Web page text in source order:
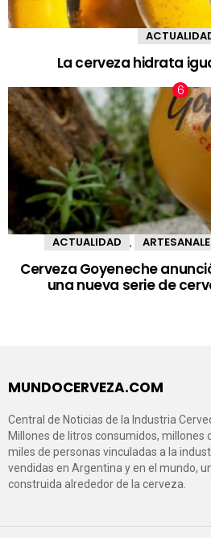
La cerveza hidrata
ACTUALIDAD
Cerveza Goyeneche
una nueva serie de
MUNDOCERVEZA.COM
Central de Noticias de la Industria
Millones de litros consumidos, millones
miles de personas vinculadas a la
vendidas en Argentina y en el mundo,
construida alrededor de la cerveza.